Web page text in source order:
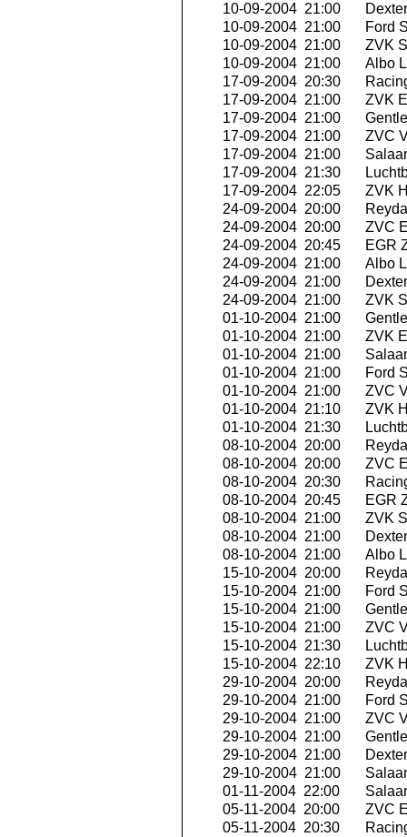
10-09-2004 21:00
10-09-2004 21:00
Ford
10-09-2004 21:00
ZVK
10-09-2004 21:00
Albo
17-09-2004 20:30
17-09-2004 21:00
ZVK
17-09-2004 21:00
17-09-2004 21:00
ZVC
17-09-2004 21:00
17-09-2004 21:30
17-09-2004 22:05
ZVK
24-09-2004 20:00
24-09-2004 20:00
ZVC
24-09-2004 20:45
EGR
24-09-2004 21:00
Albo
24-09-2004 21:00
24-09-2004 21:00
ZVK
01-10-2004 21:00
01-10-2004 21:00
ZVK
01-10-2004 21:00
01-10-2004 21:00
Ford
01-10-2004 21:00
ZVC
01-10-2004 21:10
ZVK
01-10-2004 21:30
08-10-2004 20:00
08-10-2004 20:00
ZVC
08-10-2004 20:30
08-10-2004 20:45
EGR
08-10-2004 21:00
ZVK
08-10-2004 21:00
08-10-2004 21:00
Albo
15-10-2004 20:00
15-10-2004 21:00
Ford
15-10-2004 21:00
15-10-2004 21:00
ZVC
15-10-2004 21:30
15-10-2004 22:10
ZVK
29-10-2004 20:00
29-10-2004 21:00
Ford
29-10-2004 21:00
ZVC
29-10-2004 21:00
29-10-2004 21:00
29-10-2004 21:00
01-11-2004 22:00
05-11-2004 20:00
ZVC
05-11-2004 20:30